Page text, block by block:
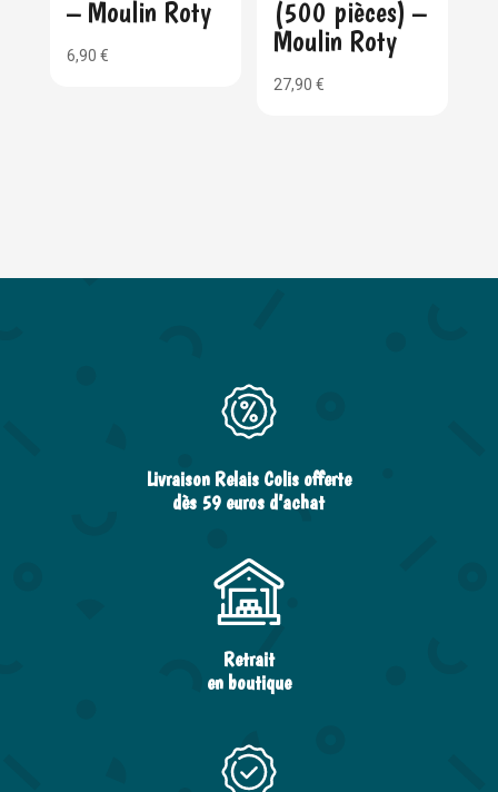
– Moulin Roty
6,90 €
(500 pièces) –
Moulin Roty
27,90€
Livraison Relais Colis offerte
dès 59 euros d’achat
Retrait
en boutique